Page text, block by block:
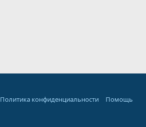
Политика конфиденциальности
Помощь